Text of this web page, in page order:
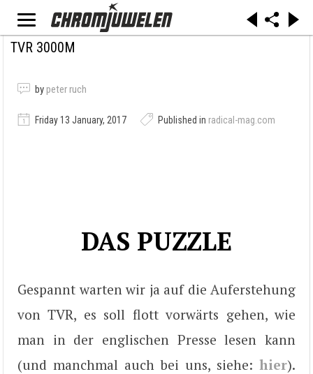
TVR 3000M
by peter ruch
Friday 13 January, 2017 Published in radical-mag.com
DAS PUZZLE
Gespannt warten wir ja auf die Auferstehung
von TVR, es soll flott vorwärts gehen, wie
man in der englischen Presse lesen kann
(und manchmal auch bei uns, siehe: hier).